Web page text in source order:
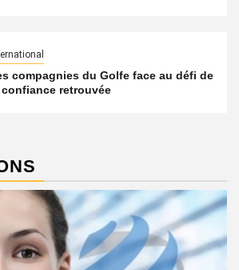
compagnies du Golfe face au défi de
confiance retrouvée